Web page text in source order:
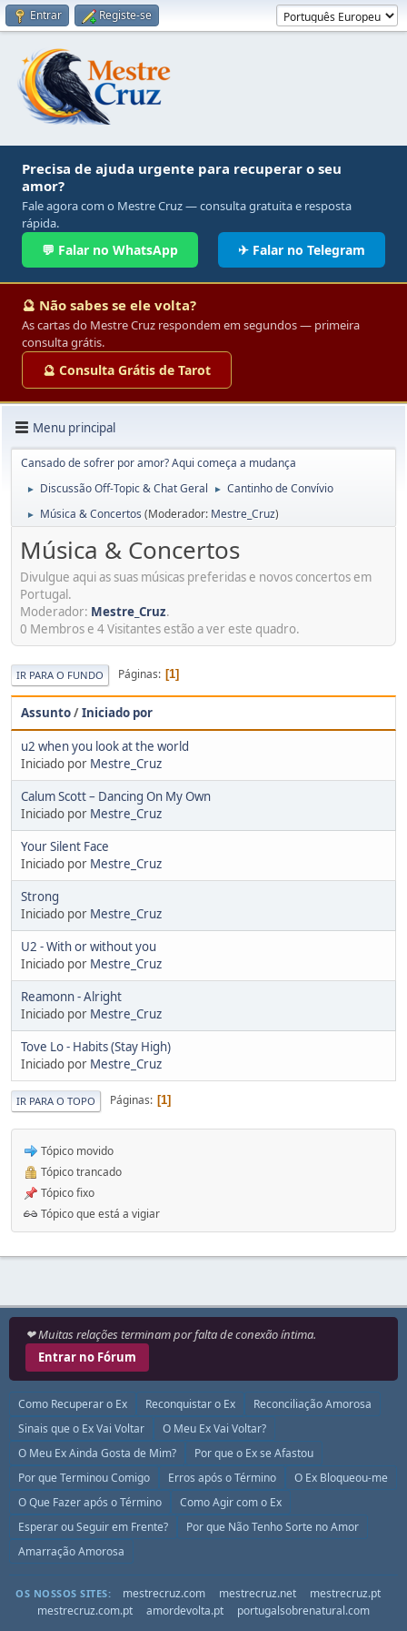
Entrar Registe-se
Precisa de ajuda urgente para recuperar o seu
amor?
Fale agora com o Mestre Cruz — consulta gratuita e resposta
rápida.
💬 Falar no WhatsApp ✈ Falar no Telegram
🔮 Não sabes se ele volta?
As cartas do Mestre Cruz respondem em segundos — primeira
consulta grátis.
🔮 Consulta Grátis de Tarot
Menu principal
Cansado de sofrer por amor? Aqui começa a mudança
► Discussão Off-Topic & Chat Geral ► Cantinho de Convívio
► Música & Concertos (Moderador: Mestre_Cruz)
Música & Concertos
Divulgue aqui as suas músicas preferidas e novos concertos em
Portugal.
Moderador: Mestre_Cruz.
0 Membros e 4 Visitantes estão a ver este quadro.
IR PARA O FUNDO Páginas 1
Assunto/Iniciado por
u2 when you look at the world
Iniciado por Mestre_Cruz
Calum Scott – Dancing On My Own
Iniciado por Mestre_Cruz
Your Silent Face
Iniciado por Mestre_Cruz
Strong
Iniciado por Mestre_Cruz
U2 - With or without you
Iniciado por Mestre_Cruz
Reamonn - Alright
Iniciado por Mestre_Cruz
Tove Lo - Habits (Stay High)
Iniciado por Mestre_Cruz
IR PARA O TOPO Páginas 1
Tópico movido
Tópico trancado
Tópico fixo
Tópico que está a vigiar
❤ Muitas relações terminam por falta de conexão íntima.
Entrar no Fórum
Como Recuperar o Ex Reconquistar o Ex
Reconciliação Amorosa
Sinais que o Ex Vai Voltar
O Meu Ex Vai Voltar?
O Meu Ex Ainda Gosta de Mim?
Por que o Ex se Afastou
Por que Terminou Comigo
Erros após o Término
O Ex Bloqueou-me
O Que Fazer após o Término
Como Agir com o Ex
Esperar ou Seguir em Frente?
Por que Não Tenho Sorte no Amor
Amarração Amorosa
OS NOSSOS SITES: mestrecruz.com mestrecruz.net
mestrecruz.pt
mestrecruz.com.pt
amordevolta.pt portugalsobrenatural.com